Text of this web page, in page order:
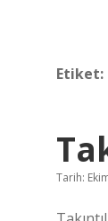
Etiket:
Tarih: